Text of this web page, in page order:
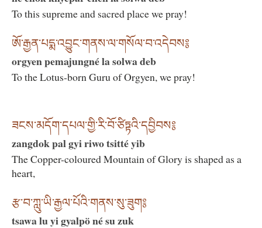
To this supreme and sacred place we pray!
ཨོ་རྒྱན་པདྨ་འབྱུང་གནས་ལ་གསོལ་བ་འདེབས༔
orgyen pemajungné la solwa deb
To the Lotus-born Guru of Orgyen, we pray!
ཟངས་མདོག་དཔལ་གྱི་རི་བོ་ཙིཏྟའི་དབྱིབས༔
zangdok pal gyi riwo tsitté yib
The Copper-coloured Mountain of Glory is shaped as a
heart,
རྩ་བ་ཀླུ་ཡི་རྒྱལ་པོའི་གནས་སུ་ཟུག༔
tsawa lu yi gyalpö né su zuk